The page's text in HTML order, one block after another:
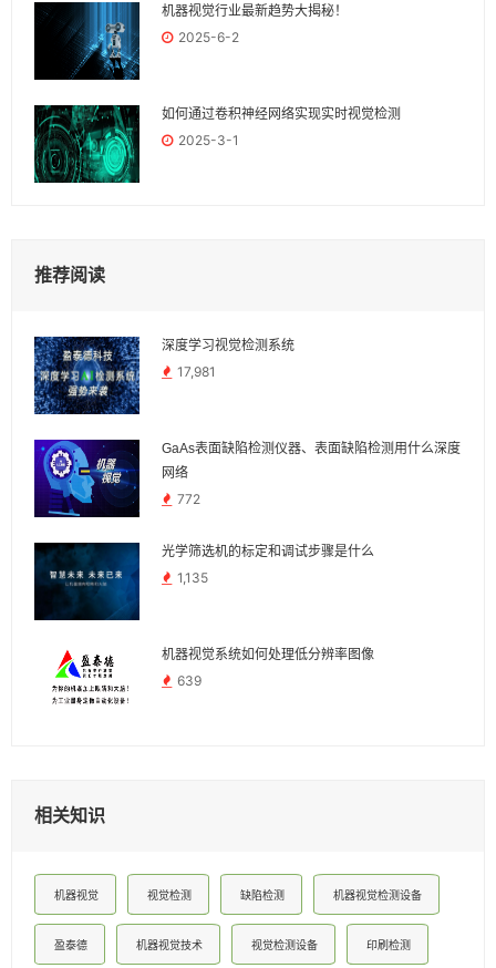
机器视觉行业最新趋势大揭秘！
2025-6-2
如何通过卷积神经网络实现实时视觉检测
2025-3-1
推荐阅读
深度学习视觉检测系统
17,981
GaAs表面缺陷检测仪器、表面缺陷检测用什么深度
网络
772
光学筛选机的标定和调试步骤是什么
1,135
机器视觉系统如何处理低分辨率图像
639
相关知识
机器视觉 视觉检测 缺陷检测 机器视觉检测设备
盈泰德 机器视觉技术 视觉检测设备 印刷检测